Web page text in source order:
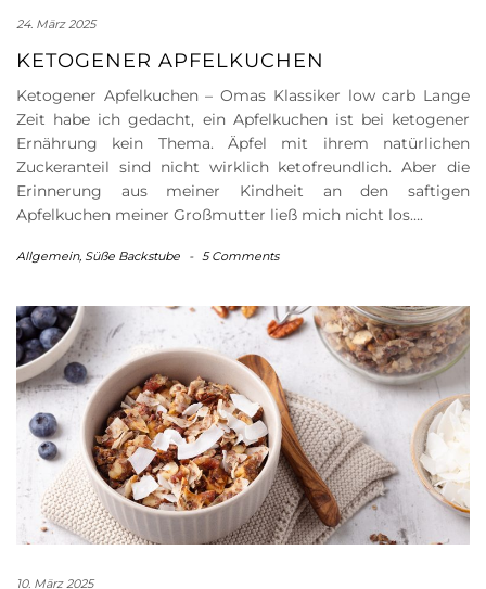
24. März 2025
KETOGENER APFELKUCHEN
Ketogener Apfelkuchen – Omas Klassiker low carb Lange
Zeit habe ich gedacht, ein Apfelkuchen ist bei ketogener
Ernährung kein Thema. Äpfel mit ihrem natürlichen
Zuckeranteil sind nicht wirklich ketofreundlich. Aber die
Erinnerung aus meiner Kindheit an den saftigen
Apfelkuchen meiner Großmutter ließ mich nicht los….
Allgemein, Süße Backstube - 5 Comments
10. März 2025